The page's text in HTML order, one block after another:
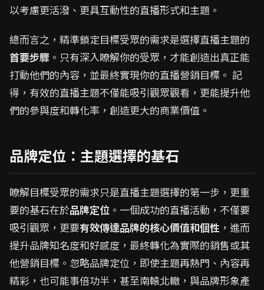
以考慮更活潑、更具互動性的直播形式和主題。
總而言之，精準鎖定目標受眾的需求是選擇直播主題的
首要步驟 。只有深入瞭解你的受眾，才能創造出真正能
打動他們的內容，並最終實現你的直播營銷目標。 記
得，有效的直播主題不僅能吸引觀眾觀看，更能提升他
們的參與度和轉化率，創造更大的商業價值。
品牌定位：主題選擇的基石
瞭解目標受眾的需求只是直播主題選擇的第一步，更重
要的基石在於品牌定位 。一個成功的直播活動，不僅要
吸引觀眾，更要有效傳達品牌的核心價值和個性 ，進而
提升品牌知名度和好感度，最終轉化為實際的銷售或其
他營銷目標。忽略品牌定位，即使主題再熱門、內容再
精彩，也可能事倍功半，甚至南轅北轍，與品牌形象產